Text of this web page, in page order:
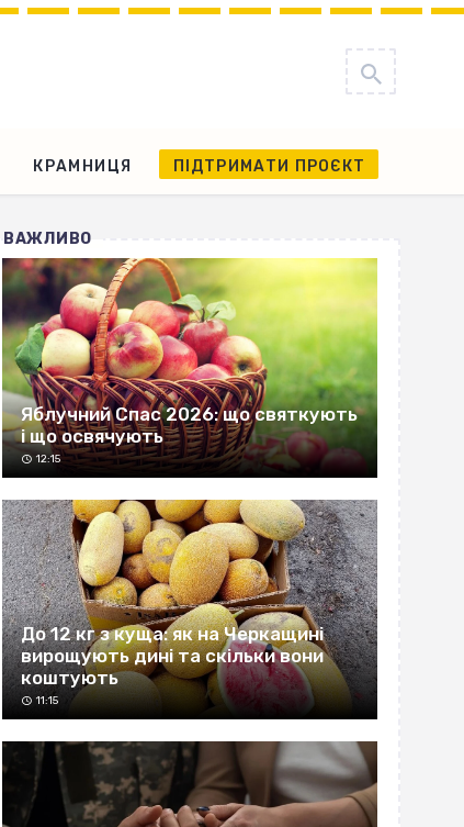
КРАМНИЦЯ ПІДТРИМАТИ ПРОЄКТ
ВАЖЛИВО
Яблучний Спас 2026: що святкують
і що освячують
12:15
До 12 кг з куща: як на Черкащині
вирощують дині та скільки вони
коштують
11:15